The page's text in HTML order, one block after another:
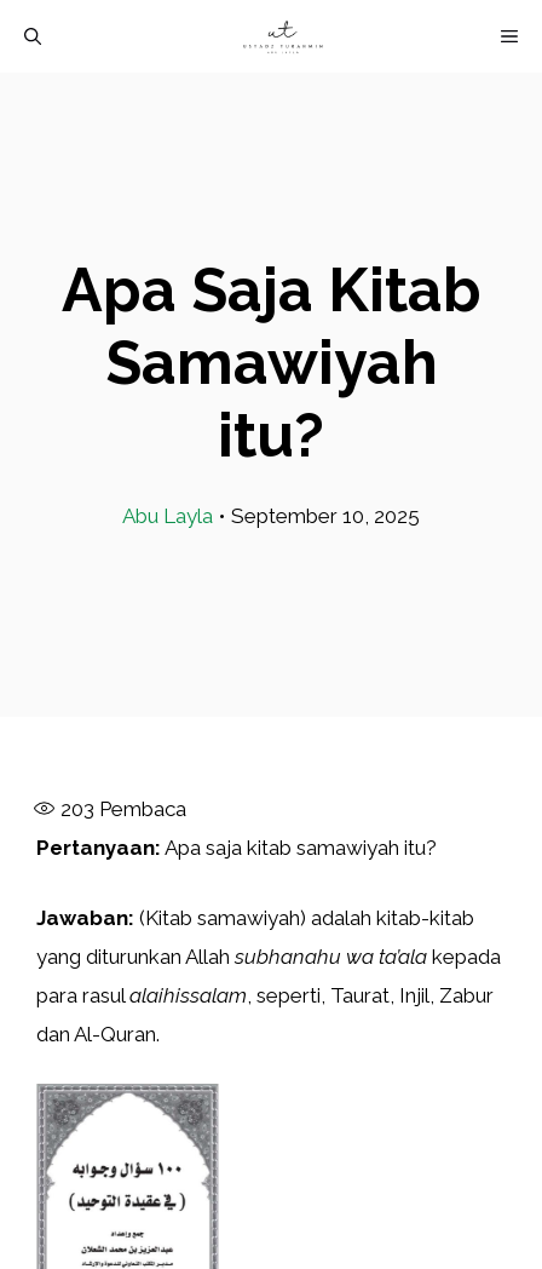
Apa Saja Kitab
Samawiyah
itu?
Abu Layla • September 10, 2025
203 Pembaca
Pertanyaan: Apa saja kitab samawiyah itu?
Jawaban: (Kitab samawiyah) adalah kitab-kitab
yang diturunkan Allahsubhanahu wa ta’ala kepada
para rasulalaihissalam , seperti, Taurat, Injil, Zabur
dan Al-Quran.